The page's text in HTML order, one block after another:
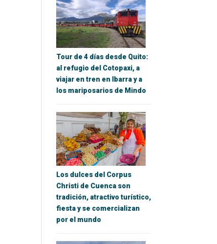
Tour de 4 días desde Quito:
al refugio del Cotopaxi, a
viajar en tren en Ibarra y a
los mariposarios de Mindo
Los dulces del Corpus
Christi de Cuenca son
tradición, atractivo turístico,
fiesta y se comercializan
por el mundo